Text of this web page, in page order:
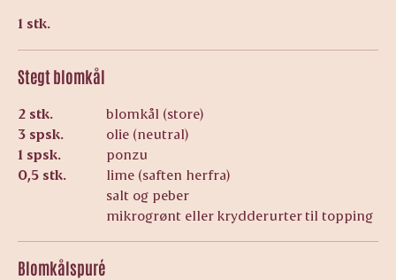
1 stk.
Stegt blomkål
2 stk.
blomkål (store)
3 spsk.
olie (neutral)
1 spsk.
ponzu
0,5 stk.
lime (saften herfra)
salt og peber
mikrogrønt eller krydderurter til topping
Blomkålspuré